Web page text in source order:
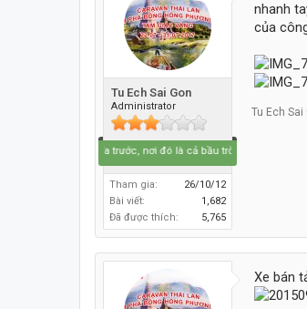
Tu Ech Sai Gon
Administrator
Hãy lái lên phía trước, nơi đó là cả bầu trời xanh.....
Tham gia:
26/10/12
Bài viết:
1,682
Đã được thích:
5,765
nhanh
của
Tu Ech Sai
Xe bán